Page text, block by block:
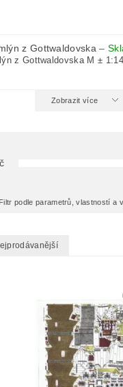
z Gottwaldovska–
z Gottwaldovska M ±
Zobrazit více
Filtr podle parametrů, vlastností a